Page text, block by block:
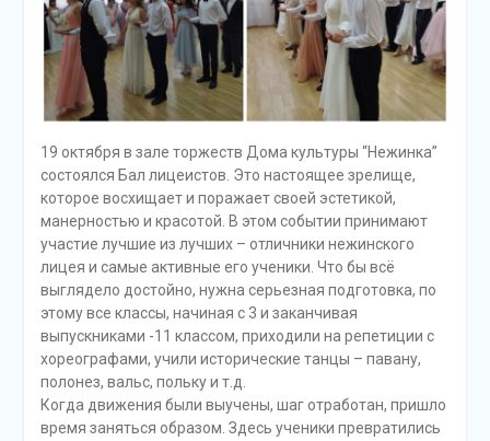
19 октября в зале торжеств Дома культуры “Нежинка”
состоялся Бал лицеистов. Это настоящее зрелище,
которое восхищает и поражает своей эстетикой,
манерностью и красотой. В этом событии принимают
участие лучшие из лучших – отличники нежинского
лицея и самые активные его ученики. Что бы всё
выглядело достойно, нужна серьезная подготовка, по
этому все классы, начиная с 3 и заканчивая
выпускниками -11 классом, приходили на репетиции с
хореографами, учили исторические танцы – павану,
полонез, вальс, польку и т.д.
Когда движения были выучены, шаг отработан, пришло
время заняться образом. Здесь ученики превратились